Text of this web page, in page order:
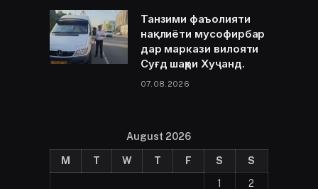
Танзими фаъолияти
нақлиёти мусофирбар
дар маркази вилояти
Суғд шаҳри Хуҷанд.
07.08.2026
August 2026
M T W T F S
S
1
2